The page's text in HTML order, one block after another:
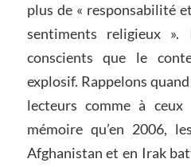
plus de « responsabilité
sentiments religieux ».
conscients que le
explosif. Rappelons
lecteurs comme à
mémoire qu’en 2006,
Afghanistan et en Irak